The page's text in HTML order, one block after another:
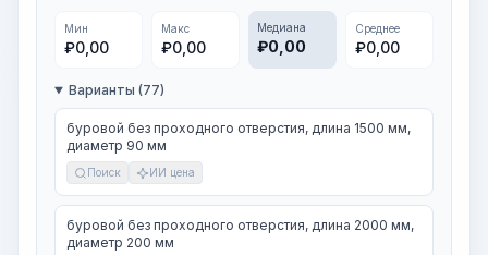
Мин
₽0,00
Макс
₽0,00
Медиана
₽0,00
Среднее
₽0,00
Варианты (77)
буровой без проходного отверстия, длина 1500 мм,
диаметр 90 мм
Поиск ИИ цена
буровой без проходного отверстия, длина 2000 мм,
диаметр 200 мм